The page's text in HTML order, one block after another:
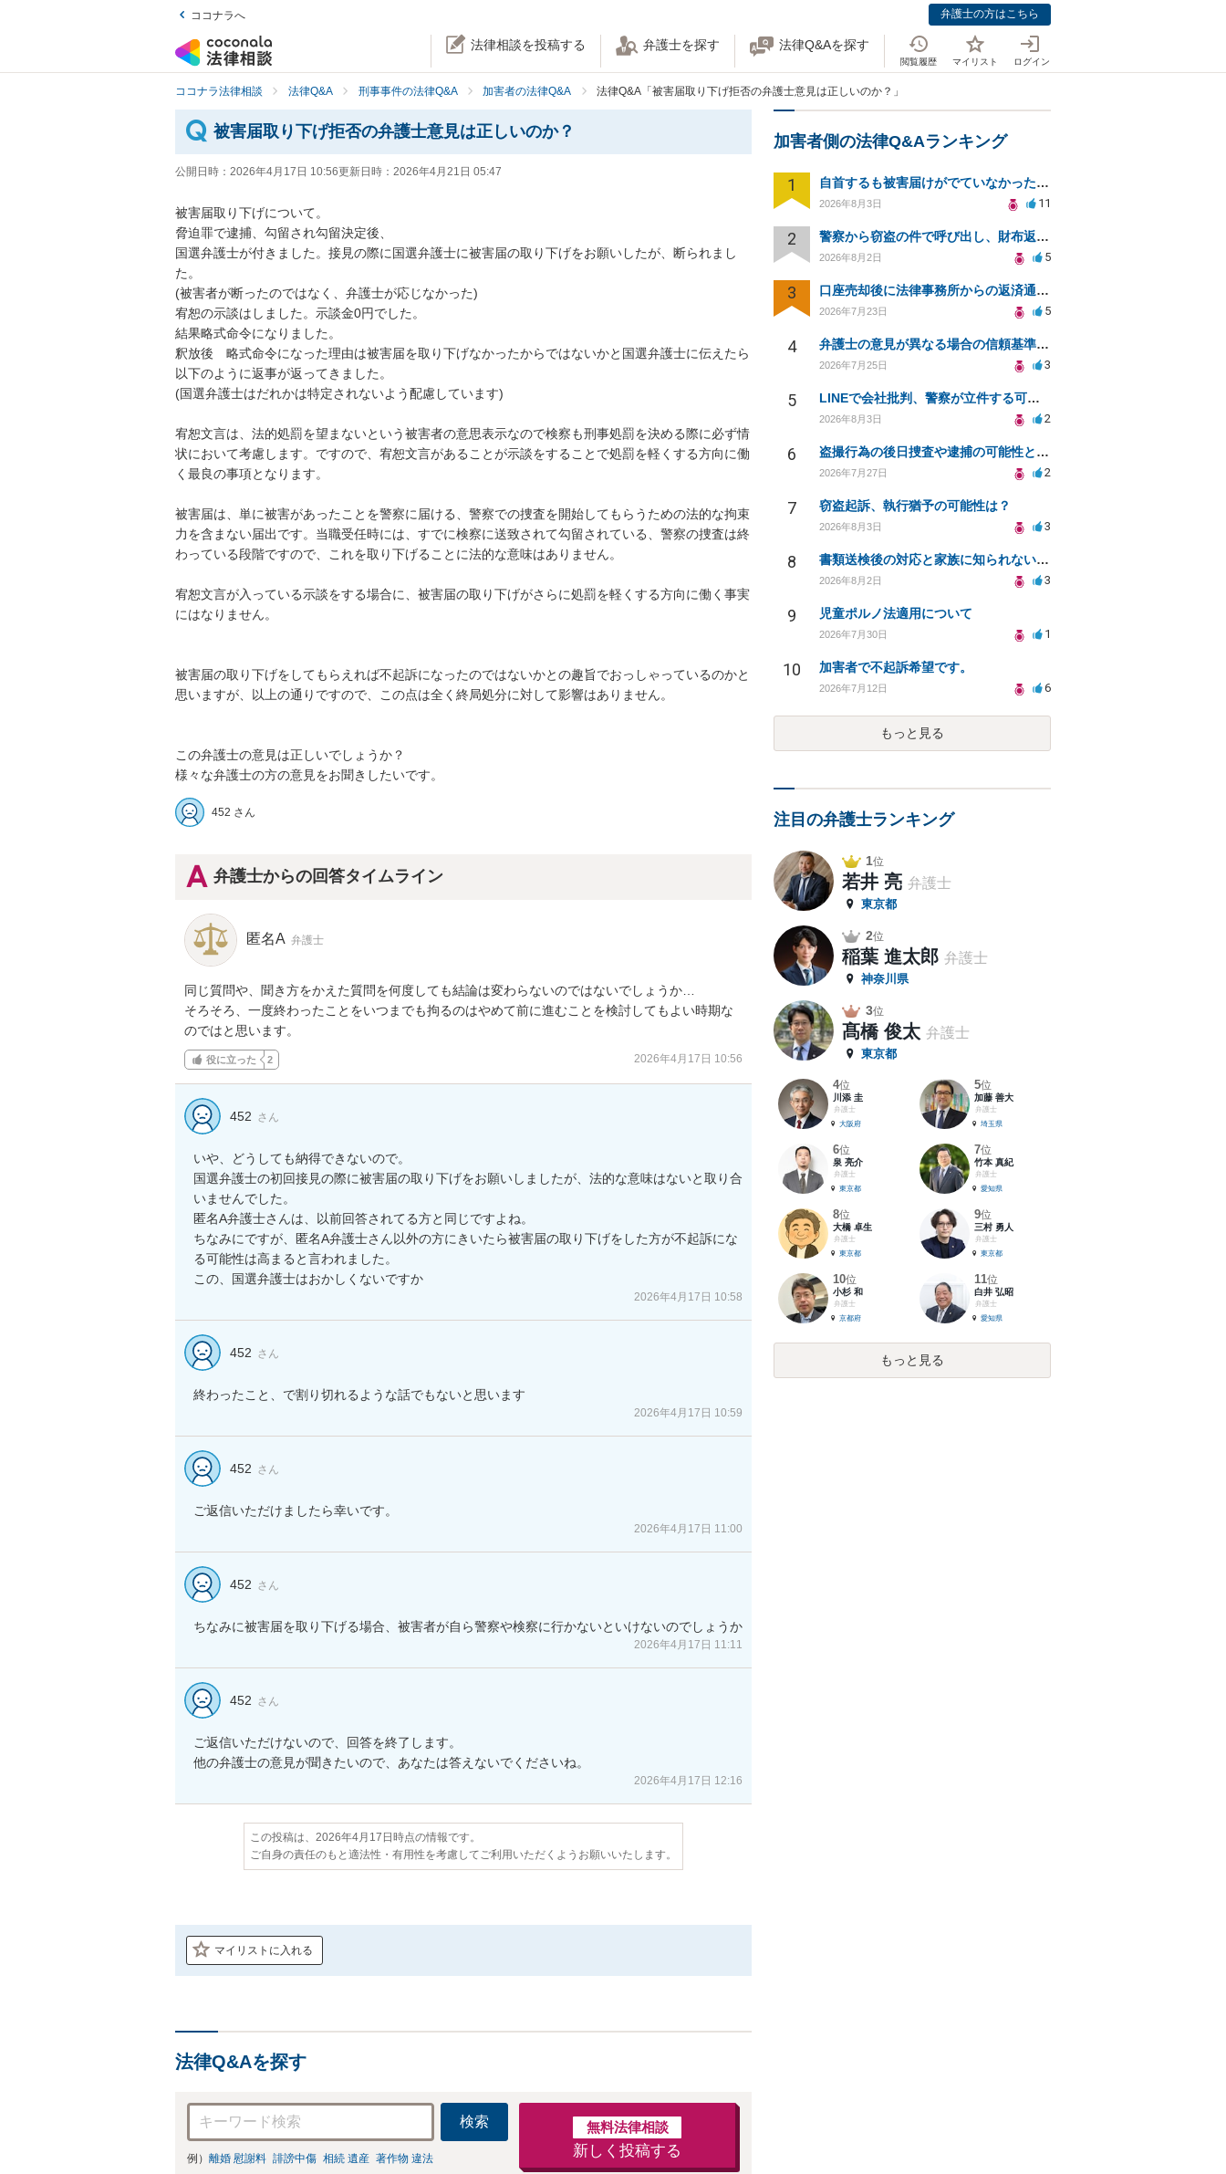
ココナラへ 弁護士の方はこちら
法律相談を投稿する 弁護士を探す 法律Q&Aを探す
閲覧履歴 マイリスト ログイン
ココナラ法律相談 法律Q&A 刑事事件の法律Q&A 加害者の法律Q&A 法律Q&A「被害届取り下げ拒否の弁護士意見は正しいのか？」
被害届取り下げ拒否の弁護士意見は正しいのか？
公開日時： 2026年4月17日 10:56更新日時： 2026年4月21日 05:47
被害届取り下げについて。
脅迫罪で逮捕、勾留され勾留決定後、
国選弁護士が付きました。接見の際に国選弁護士に被害届の取り下げをお願いしたが、断られまし
た。
(被害者が断ったのではなく、弁護士が応じなかった)
宥恕の示談はしました。示談金0円でした。
結果略式命令になりました。
釈放後　略式命令になった理由は被害届を取り下げなかったからではないかと国選弁護士に伝えたら
以下のように返事が返ってきました。
(国選弁護士はだれかは特定されないよう配慮しています)
宥恕文言は、法的処罰を望まないという被害者の意思表示なので検察も刑事処罰を決める際に必ず情
状において考慮します。ですので、宥恕文言があることが示談をすることで処罰を軽くする方向に働
く最良の事項となります。
被害届は、単に被害があったことを警察に届ける、警察での捜査を開始してもらうための法的な拘束
力を含まない届出です。当職受任時には、すでに検察に送致されて勾留されている、警察の捜査は終
わっている段階ですので、これを取り下げることに法的な意味はありません。
宥恕文言が入っている示談をする場合に、被害届の取り下げがさらに処罰を軽くする方向に働く事実
にはなりません。
被害届の取り下げをしてもらえれば不起訴になったのではないかとの趣旨でおっしゃっているのかと
思いますが、以上の通りですので、この点は全く終局処分に対して影響はありません。
この弁護士の意見は正しいでしょうか？
様々な弁護士の方の意見をお聞きしたいです。
452 さん
弁護士からの回答タイムライン
匿名A 弁護士
同じ質問や、聞き方をかえた質問を何度しても結論は変わらないのではないでしょうか…
そろそろ、一度終わったことをいつまでも拘るのはやめて前に進むことを検討してもよい時期な
のではと思います。
役に立った 2 2026年4月17日 10:56
452 さん
いや、どうしても納得できないので。
国選弁護士の初回接見の際に被害届の取り下げをお願いしましたが、法的な意味はないと取り合
いませんでした。
匿名A弁護士さんは、以前回答されてる方と同じですよね。
ちなみにですが、匿名A弁護士さん以外の方にきいたら被害届の取り下げをした方が不起訴にな
る可能性は高まると言われました。
この、国選弁護士はおかしくないですか
2026年4月17日 10:58
452 さん
終わったこと、で割り切れるような話でもないと思います
2026年4月17日 10:59
452 さん
ご返信いただけましたら幸いです。
2026年4月17日 11:00
452 さん
ちなみに被害届を取り下げる場合、被害者が自ら警察や検察に行かないといけないのでしょうか
2026年4月17日 11:11
452 さん
ご返信いただけないので、回答を終了します。
他の弁護士の意見が聞きたいので、あなたは答えないでくださいね。
2026年4月17日 12:16
この投稿は、2026年4月17日時点の情報です。
ご自身の責任のもと適法性・有用性を考慮してご利用いただくようお願いいたします。
マイリストに入れる
法律Q&Aを探す
検索
例） 離婚 慰謝料 誹謗中傷 相続 遺産 著作物 違法
無料法律相談
新しく投稿する
加害者側の法律Q&Aランキング
1 自首するも被害届けがでていなかった場合
2026年8月3日 11
2 警察から窃盗の件で呼び出し、財布返却で自首すべきか？
2026年8月2日 5
3 口座売却後に法律事務所からの返済通知、どう対処すべきか？
2026年7月23日 5
4 弁護士の意見が異なる場合の信頼基準について教えてください
2026年7月25日 3
5 LINEで会社批判、警察が立件する可能性は？
2026年8月3日 2
6 盗撮行為の後日捜査や逮捕の可能性と初動対応について
2026年7月27日 2
7 窃盗起訴、執行猶予の可能性は？
2026年8月3日 3
8 書類送検後の対応と家族に知られないための手続きについて相談
2026年8月2日 3
9 児童ポルノ法適用について
2026年7月30日 1
10 加害者で不起訴希望です。
2026年7月12日 6
もっと見る
注目の弁護士ランキング
1位
若井 亮 弁護士
東京都
2位
稲葉 進太郎 弁護士
神奈川県
3位
髙橋 俊太 弁護士
東京都
4位
川添 圭
弁護士
大阪府
5位
加藤 善大
弁護士
埼玉県
6位
泉 亮介
弁護士
東京都
7位
竹本 真紀
弁護士
愛知県
8位
大橋 卓生
弁護士
東京都
9位
三村 勇人
弁護士
東京都
10位
小杉 和
弁護士
京都府
11位
白井 弘昭
弁護士
愛知県
もっと見る